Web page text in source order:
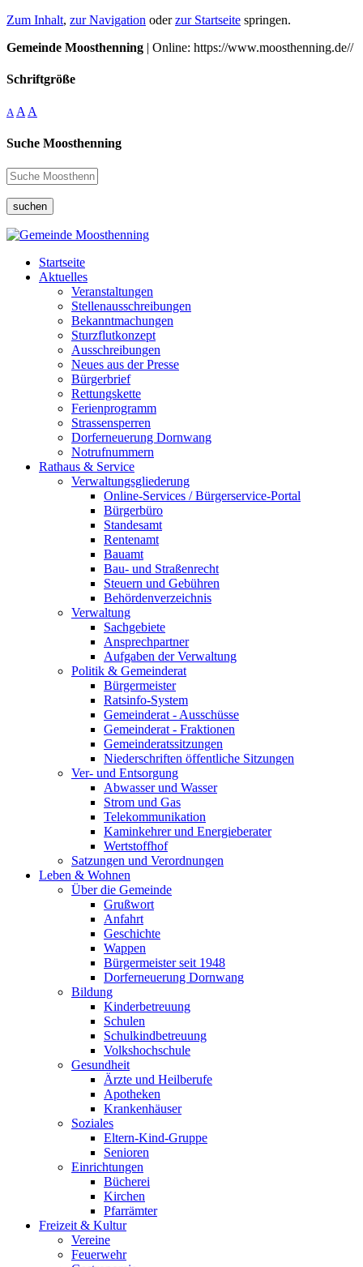
Zum Inhalt, zur Navigation oderzur Startseite springen.
Gemeinde Moosthenning | Online: https://www.moosthenning.de//
Schriftgröße
A A A
Suche Moosthenning
suchen
Startseite
Aktuelles
Veranstaltungen
Stellenausschreibungen
Bekanntmachungen
Sturzflutkonzept
Ausschreibungen
Neues aus der Presse
Bürgerbrief
Rettungskette
Ferienprogramm
Strassensperren
Dorferneuerung Dornwang
Notrufnummern
Rathaus & Service
Verwaltungsgliederung
Online-Services / Bürgerservice-Portal
Bürgerbüro
Standesamt
Rentenamt
Bauamt
Bau- und Straßenrecht
Steuern und Gebühren
Behördenverzeichnis
Verwaltung
Sachgebiete
Ansprechpartner
Aufgaben der Verwaltung
Politik & Gemeinderat
Bürgermeister
Ratsinfo-System
Gemeinderat - Ausschüsse
Gemeinderat - Fraktionen
Gemeinderatssitzungen
Niederschriften öffentliche Sitzungen
Ver- und Entsorgung
Abwasser und Wasser
Strom und Gas
Telekommunikation
Kaminkehrer und Energieberater
Wertstoffhof
Satzungen und Verordnungen
Leben & Wohnen
Über die Gemeinde
Grußwort
Anfahrt
Geschichte
Wappen
Bürgermeister seit 1948
Dorferneuerung Dornwang
Bildung
Kinderbetreuung
Schulen
Schulkindbetreuung
Volkshochschule
Gesundheit
Ärzte und Heilberufe
Apotheken
Krankenhäuser
Soziales
Eltern-Kind-Gruppe
Senioren
Einrichtungen
Bücherei
Kirchen
Pfarrämter
Freizeit & Kultur
Vereine
Feuerwehr